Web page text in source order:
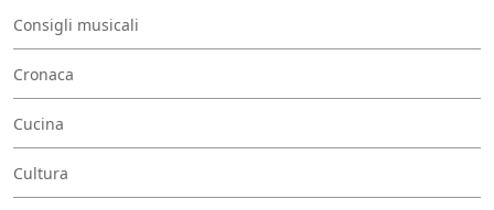
Consigli musicali
Cronaca
Cucina
Cultura